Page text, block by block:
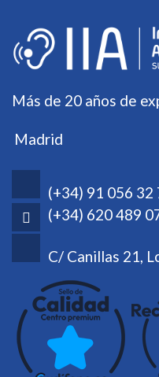
Más de 20 años de
Madrid
(+34) 91 056 32
(+34) 620 489
C/ Canillas 21,